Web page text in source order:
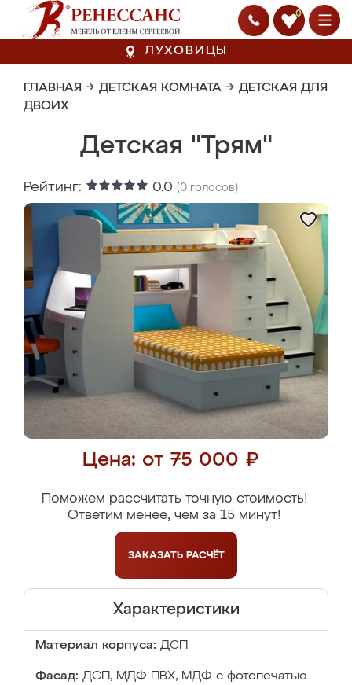
0
ЛУХОВИЦЫ
ГЛАВНАЯ → ДЕТСКАЯ КОМНАТА → ДЕТСКАЯ ДЛЯ
ДВОИХ
Детская "Трям"
Рейтинг: 0.0 (0 голосов)
Цена: от 75 000 ₽
Поможем рассчитать точную стоимость!
Ответим менее, чем за 15 минут!
ЗАКАЗАТЬ РАСЧЁТ
Характеристики
Материал корпуса: ДСП
Фасад: ДСП, МДФ ПВХ, МДФ с фотопечатью